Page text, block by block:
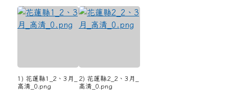
1) 花蓮縣1_2、3月_
高清_0.png
2) 花蓮縣2_2、3月_
高清_0.png